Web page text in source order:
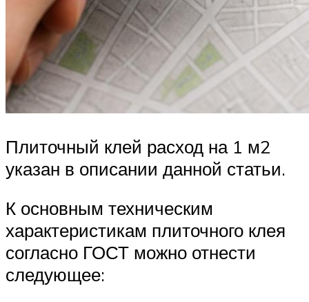
Плиточный клей расход на 1 м2
указан в описании данной статьи.
К основным техническим
характеристикам плиточного клея
согласно ГОСТ можно отнести
следующее: